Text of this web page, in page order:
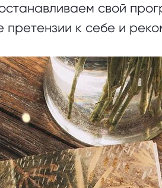
свой
претензии к себе и